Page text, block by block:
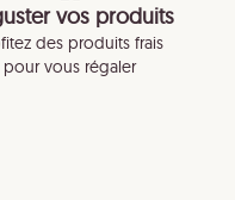
vos produits
des produits frais
pour vous régaler